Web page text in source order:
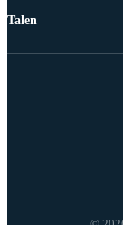
Talen